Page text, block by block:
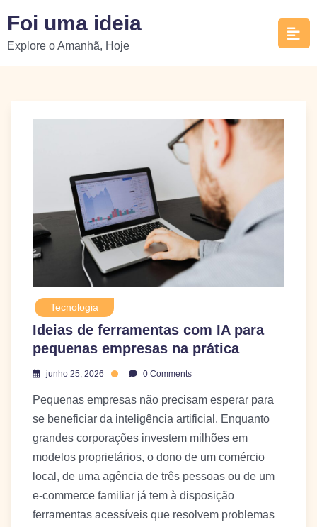
content
Foi uma ideia
Explore o Amanhã, Hoje
Tecnologia
Ideias de ferramentas com IA para
pequenas empresas na prática
junho 25, 2026 0 Comments
Pequenas empresas não precisam esperar para
se beneficiar da inteligência artificial. Enquanto
grandes corporações investem milhões em
modelos proprietários, o dono de um comércio
local, de uma agência de três pessoas ou de um
e-commerce familiar já tem à disposição
ferramentas acessíveis que resolvem problemas